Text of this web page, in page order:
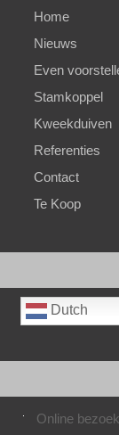
Home
Nieuws
Even
Stamkoppel
Kweekduiven
Referenties
Contact
Te Koop
Dutch
Online